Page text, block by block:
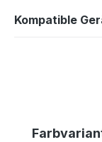
Kompatible